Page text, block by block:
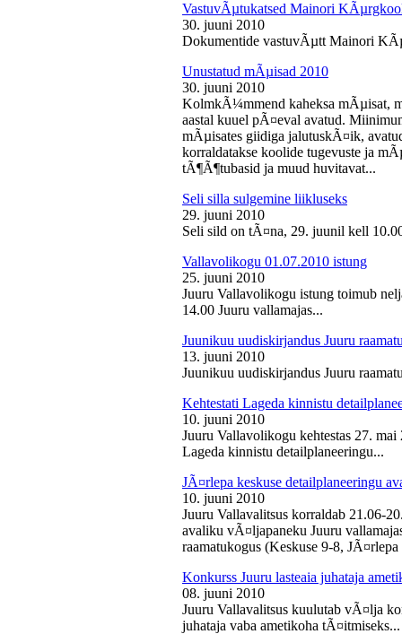
VastuvÃµtukatsed Mainori
30. juuni 2010
Dokumentide vastuvÃµtt Mainori
Unustatud mÃµisad 2010
30. juuni 2010
KolmkÃ¼mmend kaheksa mÃµisat,
aastal kuuel pÃ¤eval avatud.
mÃµisates giidiga jalutuskÃ¤ik,
korraldatakse koolide tugevuste ja
tÃ¶Ã¶tubasid ja muud huvitavat...
Seli silla sulgemine liikluseks
29. juuni 2010
Seli sild on tÃ¤na, 29. juunil kell
Vallavolikogu 01.07.2010 istung
25. juuni 2010
Juuru Vallavolikogu istung toimub
14.00 Juuru vallamajas...
Juunikuu uudiskirjandus Juuru
13. juuni 2010
Juunikuu uudiskirjandus Juuru
Kehtestati Lageda kinnistu
10. juuni 2010
Juuru Vallavolikogu kehtestas 27.
Lageda kinnistu detailplaneeringu...
JÃ¤rlepa keskuse detailplaneeringu
10. juuni 2010
Juuru Vallavalitsus korraldab 21.06-
avaliku vÃ¤ljapaneku Juuru
raamatukogus (Keskuse 9-8,
Konkurss Juuru lasteaia juhataja
08. juuni 2010
Juuru Vallavalitsus kuulutab vÃ¤lja
juhataja vaba ametikoha tÃ¤itmiseks...